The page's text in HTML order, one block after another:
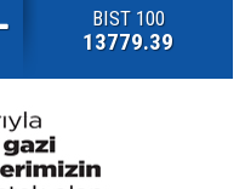
BIST 100
13779.39